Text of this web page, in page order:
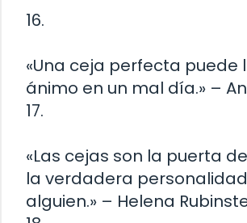
16.
«Una ceja perfecta puede
ánimo en un mal día.» –
17.
«Las cejas son la puerta
la verdadera
alguien.» – Helena